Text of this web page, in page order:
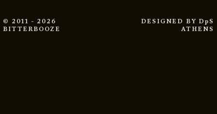
© 2011 - 2026
BITTERBOOZE
DESIGNED BY DpS
ATHENS